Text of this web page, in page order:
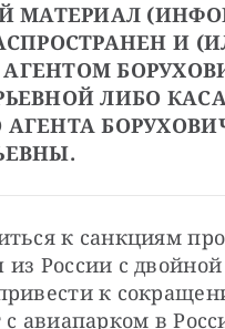
МАТЕРИАЛ
И
ЛИБО
к санкциям
России с
к
с авиапарком в